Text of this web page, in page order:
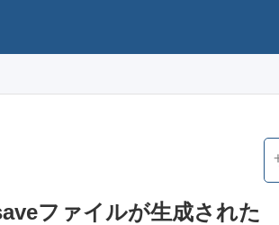
ファイルが生成された